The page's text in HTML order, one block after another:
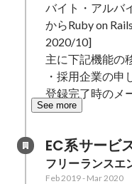
バイト・アルバ
からRuby on
2020/10]
主に下記機能の
・採用企業の申
登録完了時のメ
See more
EC系サービ
フリーランス
Feb 2019- Mar 2020